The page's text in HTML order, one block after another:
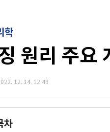
학
원리 주요
12. 14. 12:49
차